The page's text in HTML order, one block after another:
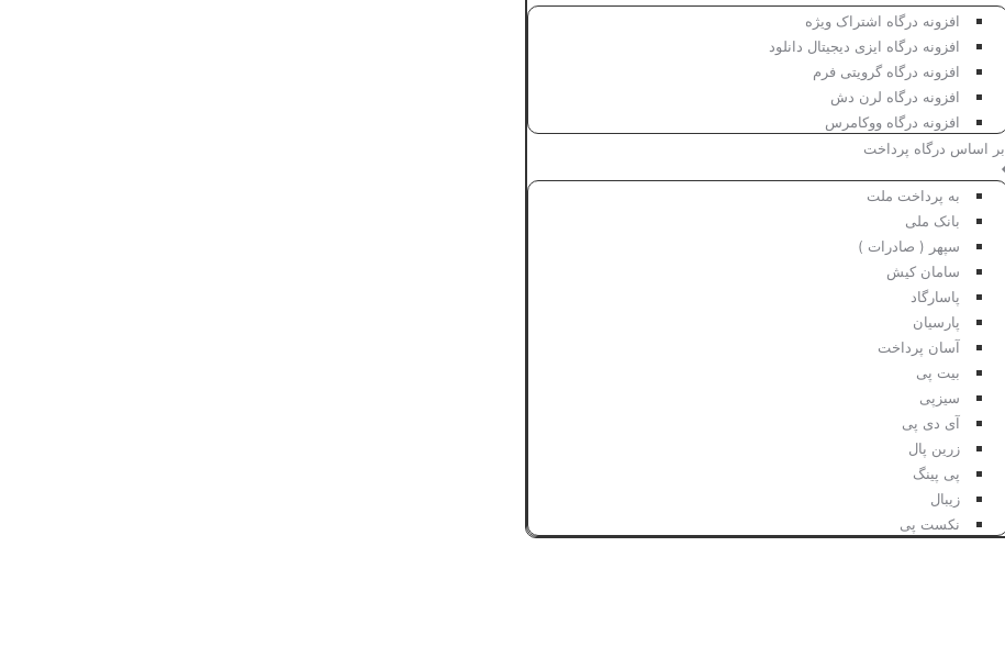
افزونه درگاه اشتراک ویژه
افزونه درگاه ایزی دیجیتال دانلود
افزونه درگاه گرویتی فرم
افزونه درگاه لرن دش
افزونه درگاه ووکامرس
بر اساس درگاه پرداخت
به پرداخت ملت
بانک ملی
سپهر ( صادرات )
سامان کیش
پاسارگاد
پارسیان
آسان پرداخت
بیت پی
سیزپی
آی دی پی
زرین پال
پی پینگ
زیبال
نکست پی